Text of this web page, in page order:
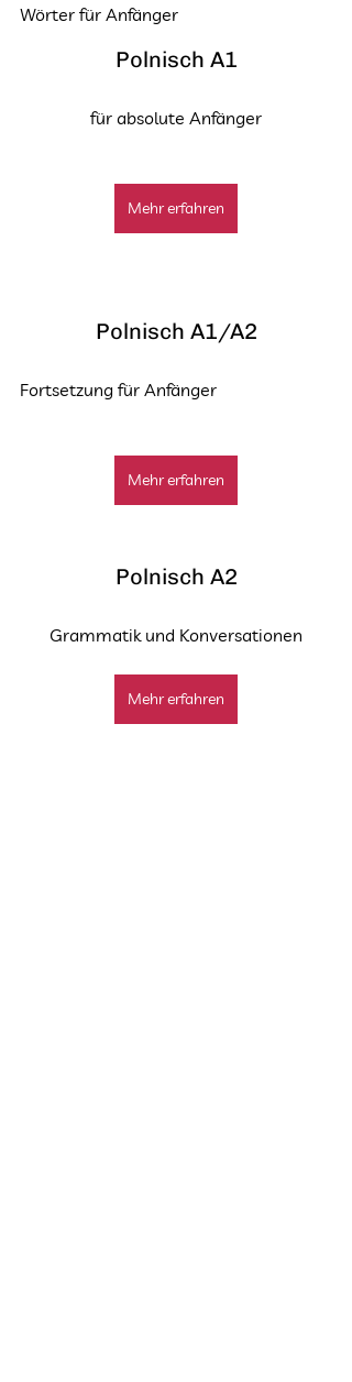
Wörter für Anfänger
Polnisch A1
für absolute Anfänger
Mehr erfahren
Polnisch A1/A2
Fortsetzung für Anfänger
Mehr erfahren
Polnisch A2
Grammatik und Konversationen
Mehr erfahren